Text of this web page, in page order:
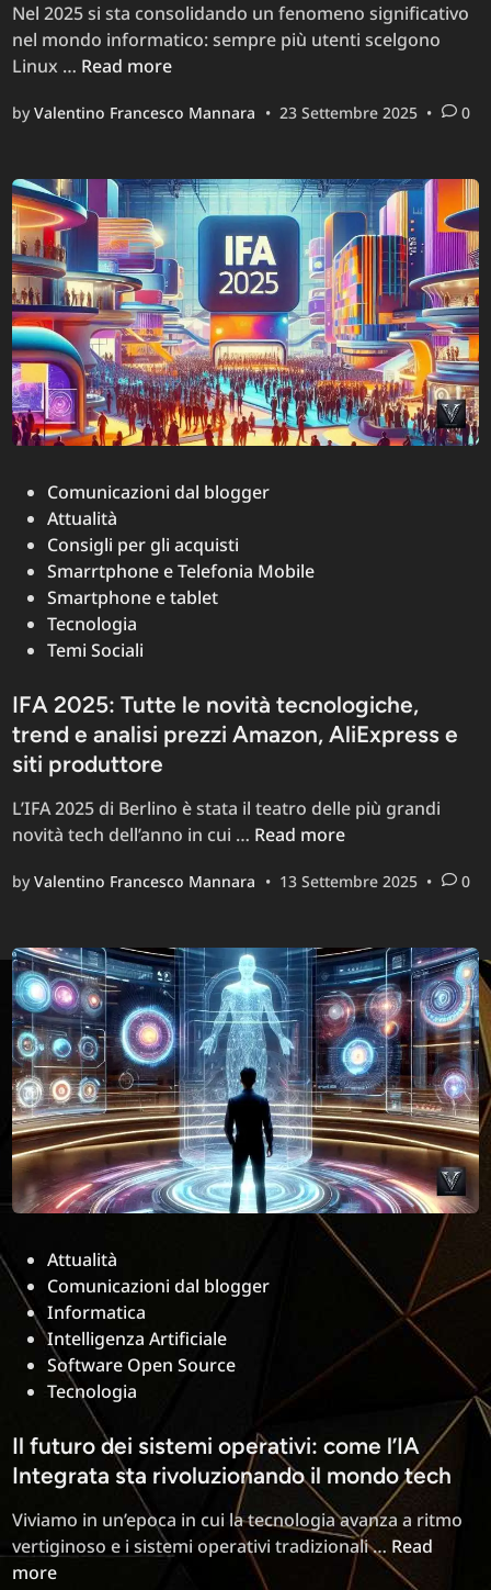
Nel 2025 si sta consolidando un fenomeno significativo
nel mondo informatico: sempre più utenti scelgono
Linux … La
preferenza
e
hardware
AMD
nel
2025:
esperienze,
vantaggi
e
mini-
PC
Geekom
Read more
byValentino Francesco Mannara • 23 Settembre 2025 • 0
PostedComunicazioni dal blogger
Attualità
Consigli per gli acquisti
Smarrtphone e Telefonia Mobile
Smartphone e tablet
Tecnologia
Temi Sociali
IFA 2025: Tutte le novità tecnologiche,
trend e analisi prezzi Amazon, AliExpress e
siti produttore
L’IFA 2025 di Berlino è stata il teatro delle più grandi
novità tech dell’anno in cui … IFA
Tutte
tecnologiche,
trend
e
analisi
prezzi
Amazon,
AliExpress
e
siti
produttore
Read more
byValentino Francesco Mannara • 13 Settembre 2025 • 0
Posted
in
Attualità
Comunicazioni dal blogger
Informatica
Intelligenza Artificiale
Software Open Source
Tecnologia
Il futuro dei sistemi operativi: come l’IA
Integrata sta rivoluzionando il mondo tech
Viviamo in un’epoca in cui la tecnologia avanza a ritmo
vertiginoso e i sistemi operativi tradizionali … Il
futuro
Read
more